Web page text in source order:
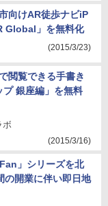
向けAR徒歩ナビiP
Global」を無料化
(2015/3/23)
閲覧できる手書き
銀座編」を無料
ボ
(2015/3/16)
」シリーズを北
の開業に伴い即日地